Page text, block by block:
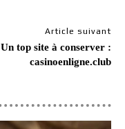
Article suivant
Un top site à conserver :
casinoenligne.club